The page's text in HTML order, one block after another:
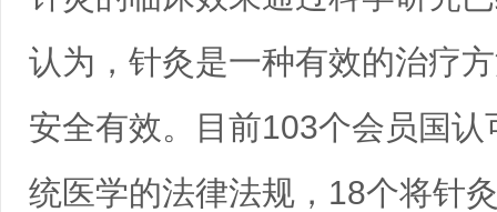
认为，针灸是一种有效的治疗
安全有效。目前103个会员国
统医学的法律法规，18个将针